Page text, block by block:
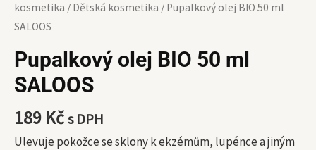
kosmetika / Dětská kosmetika / Pupalkový olej BIO 50 ml
SALOOS
Pupalkový olej BIO 50 ml
SALOOS
189 Kčs DPH
Ulevuje pokožce se sklony k ekzémům, lupénce a jiným